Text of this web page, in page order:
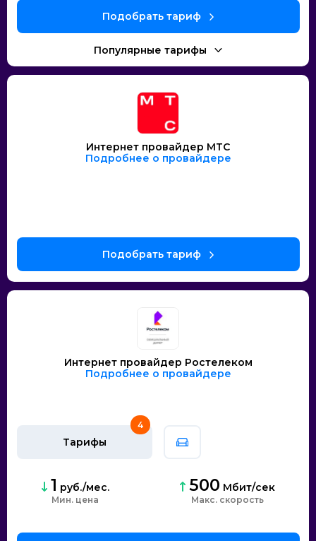
Интернет провайдер МТС
Подробнее о провайдере
Интернет провайдер Ростелеком
Подробнее о провайдере
Тарифы
4
1 руб./мес.
Мин. цена
500 Мбит/сек
скорость